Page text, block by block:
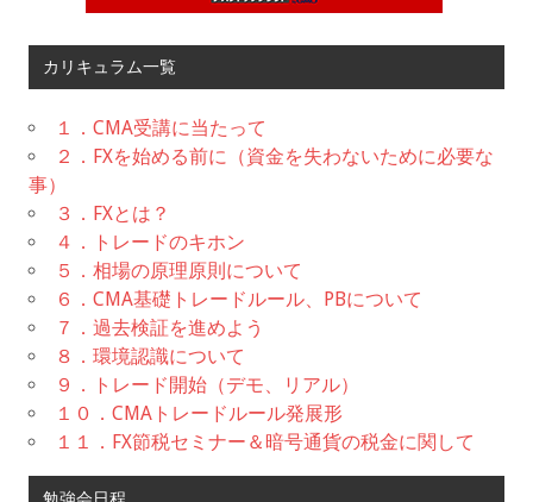
カリキュラム一覧
１．CMA受講に当たって
２．FXを始める前に（資金を失わないために必要な
事）
３．FXとは？
４．トレードのキホン
５．相場の原理原則について
６．CMA基礎トレードルール、PBについて
７．過去検証を進めよう
８．環境認識について
９．トレード開始（デモ、リアル）
１０．CMAトレードルール発展形
１１．FX節税セミナー＆暗号通貨の税金に関して